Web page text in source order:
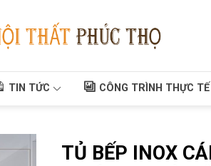
TIN TỨC CÔNG TRÌNH THỰC TẾ
TỦ BẾP INOX